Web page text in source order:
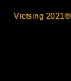
Victsing 2021®